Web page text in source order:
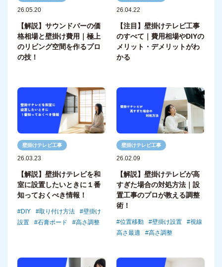
26.05.20
【解説】サウンドバーの価
格相場と壁掛け費用｜極上
のリビング空間を作るプロ
の技！
26.04.22
【注目】壁掛けテレビ工事
のすべて｜費用相場やDIYの
メリット・デメリットがわ
かる
壁掛けテレビ工事
26.03.23
【解説】壁掛けテレビを和
室に設置したいときに１番
知っておくべき情報！
DIY 取り付け方法
壁掛け
設置
石膏ボード 高さ調整
壁掛けテレビ工事
26.02.09
【解説】壁掛けテレビが高
すぎた場合の対処方法｜設
置工事のプロが教える調整
術！
位置移動 壁掛け設置
視線
高さ最適
高さ調整